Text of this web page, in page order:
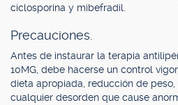
ciclosporina y mibefradil.
Precauciones.
Antes de instaurar la terapia
10MG, debe hacerse un control
dieta apropiada, reducción de
cualquier desorden que cause